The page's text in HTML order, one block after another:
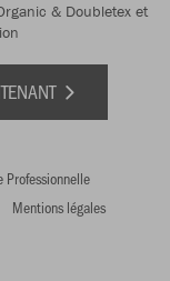
& Doubletex et
Mentions légales